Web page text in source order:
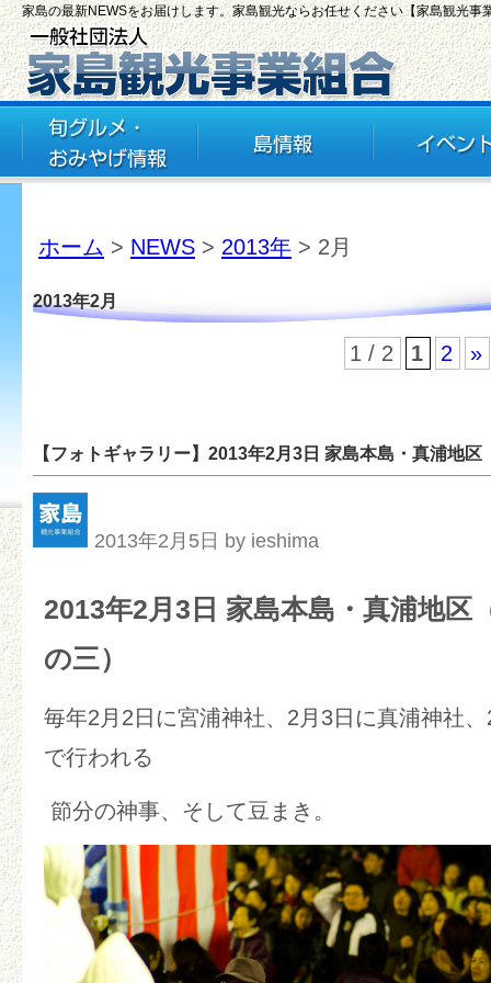
家島の最新NEWSをお届けします。家島観光ならお任せください【家島観光事
ホーム > NEWS > 2013年 > 2月
2013年2月
1 / 2 1 2 »
【フォトギャラリー】2013年2月3日 家島本島・真浦地
2013年2月5日 by ieshima
2013年2月3日 家島本島・真浦地区
の三）
毎年2月2日に宮浦神社、2月3日に真浦神社
で行われる
節分の神事、そして豆まき。